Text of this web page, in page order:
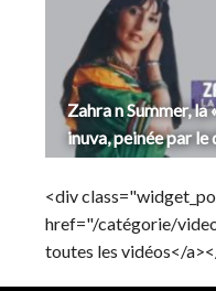
Zahra n Summer, la
inuva, peinée par le
<div
href="/catégorie/
toutes les vidéos</